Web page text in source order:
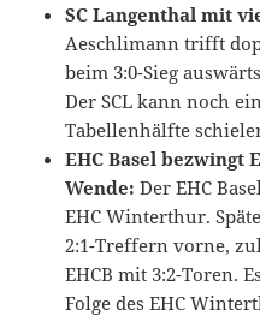
SC Langenthal mit
Aeschlimann trifft
beim 3:0-Sieg
Der SCL kann noch
Tabellenhälfte
EHC Basel bezwingt
Wende: Der EHC
EHC Winterthur.
2:1-Treffern vorne,
EHCB mit 3:2-Toren.
Folge des EHC